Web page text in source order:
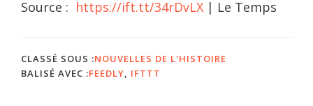
Source : https://ift.tt/34rDvLX | Le Temps
CLASSÉ SOUS :NOUVELLES DE L'HISTOIRE
BALISÉ AVEC :FEEDLY IFTTT